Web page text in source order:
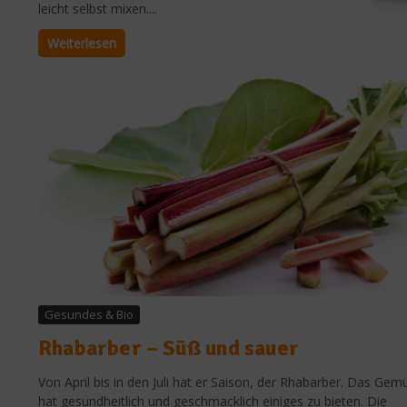
leicht selbst mixen....
Weiterlesen
Gesundes & Bio
Rhabarber – Süß und sauer
Von April bis in den Juli hat er Saison, der Rhabarber. Das
hat gesundheitlich und geschmacklich einiges zu bieten. Die